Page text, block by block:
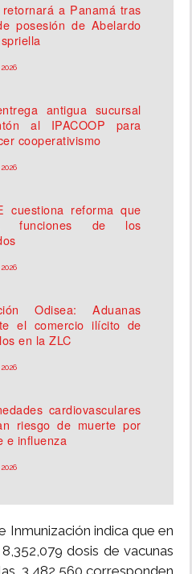
retornará a Panamá tras
posesión de Abelardo
antigua sucursal
al IPACOOP para
cooperativismo
cuestiona reforma que
funciones de los
Odisea: Aduanas
el comercio ilícito de
en la ZLC
cardiovasculares
riesgo de muerte por
e influenza
Inmunización indica que en
dosis de vacunas